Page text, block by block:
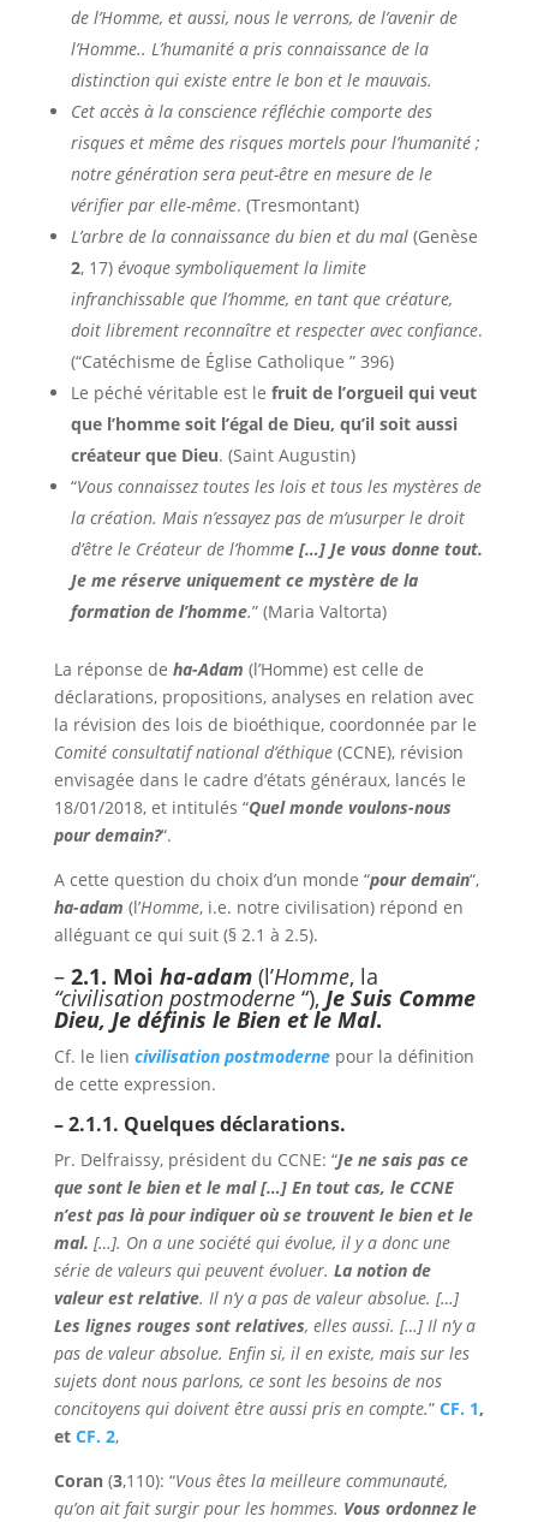
de l’Homme, et aussi, nous le verrons, de l’avenir de
l’Homme.. L’humanité a pris connaissance de la
distinction qui existe entre le bon et le mauvais.
Cet accès à la conscience réfléchie comporte des
risques et même des risques mortels pour l’humanité ;
notre génération sera peut-être en mesure de le
vérifier par elle-même. (Tresmontant)
L’arbre de la connaissance du bien et du mal(Genèse
2, 17) évoque symboliquement la limite
infranchissable que l’homme, en tant que créature,
doit librement reconnaître et respecter avec confiance.
(“Catéchisme de Église Catholique ” 396)
Le péché véritable est le fruit de l’orgueil qui veut
que l’homme soit l’égal de Dieu, qu’il soit aussi
créateur que Dieu. (Saint Augustin)
“Vous connaissez toutes les lois et tous les mystères de
la création. Mais n’essayez pas de m’usurper le droit
d’être le Créateur de l’homme […] Je vous donne tout.
Je me réserve uniquement ce mystère de la
formation de l’homme.” (Maria Valtorta)
La réponse de ha-Adam (l’Homme) est celle de
déclarations, propositions, analyses en relation avec
la révision des lois de bioéthique, coordonnée par le
Comité consultatif national d’éthique(CCNE), révision
envisagée dans le cadre d’états généraux, lancés le
18/01/2018, et intitulés “Quel monde voulons-nous
pour demain?“.
A cette question du choix d’un monde “pour demain“,
ha-adam (l’Homme, i.e. notre civilisation) répond en
alléguant ce qui suit (§ 2.1 à 2.5).
– 2.1. Moi ha-adam(l’Homme, la
“civilisation postmoderne “), Je Suis Comme
Dieu, Je définis le Bien et le Mal.
Cf. le lien civilisation postmodernepour la définition
de cette expression.
– 2.1.1. Quelques déclarations.
Pr. Delfraissy, président du CCNE: “Je ne sais pas ce
que sont le bien et le mal […] En tout cas, le CCNE
n’est pas là pour indiquer où se trouvent le bien et le
mal. […]. On a une société qui évolue, il y a donc une
série de valeurs qui peuvent évoluer. La notion de
valeur est relative. Il n’y a pas de valeur absolue. […]
Les lignes rouges sont relatives, elles aussi. […] Il n’y a
pas de valeur absolue. Enfin si, il en existe, mais sur les
sujets dont nous parlons, ce sont les besoins de nos
concitoyens qui doivent être aussi pris en compte.” CF. 1,
et CF. 2,
Coran(3,110): “Vous êtes la meilleure communauté,
qu’on ait fait surgir pour les hommes. Vous ordonnez le